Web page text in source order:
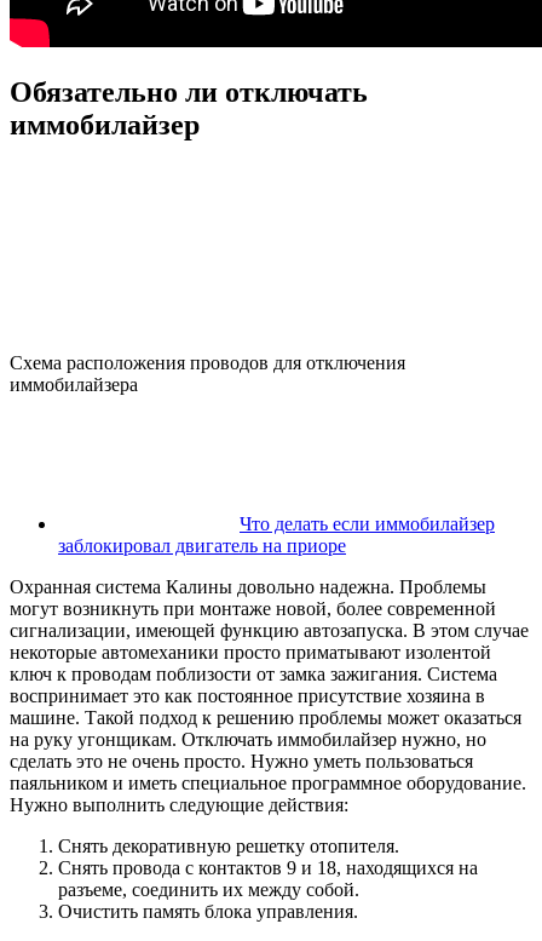
Обязательно ли отключать
иммобилайзер
Схема расположения проводов для отключения
иммобилайзера
Что делать если иммобилайзер
заблокировал двигатель на приоре
Охранная система Калины довольно надежна. Проблемы
могут возникнуть при монтаже новой, более современной
сигнализации, имеющей функцию автозапуска. В этом случае
некоторые автомеханики просто приматывают изолентой
ключ к проводам поблизости от замка зажигания. Система
воспринимает это как постоянное присутствие хозяина в
машине. Такой подход к решению проблемы может оказаться
на руку угонщикам. Отключать иммобилайзер нужно, но
сделать это не очень просто. Нужно уметь пользоваться
паяльником и иметь специальное программное оборудование.
Нужно выполнить следующие действия:
Снять декоративную решетку отопителя.
Снять провода с контактов 9 и 18, находящихся на
разъеме, соединить их между собой.
Очистить память блока управления.